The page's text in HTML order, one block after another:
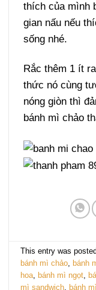
thích của mình
gian nấu nếu
sống nhé.
Rắc thêm 1 ít
thức nó cùng
nóng giòn thì
bánh mì chảo
This entry was
bánh mì chảo, bánh
hoa, bánh mì ngọt,
mì sandwich, bánh